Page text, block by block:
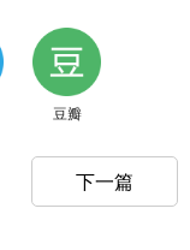
豆瓣
下一篇